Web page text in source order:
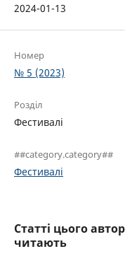
2024-01-13
Номер
№ 5 (2023)
Розділ
Фестивалі
##category.category##
Фестивалі
Статті цього
читають